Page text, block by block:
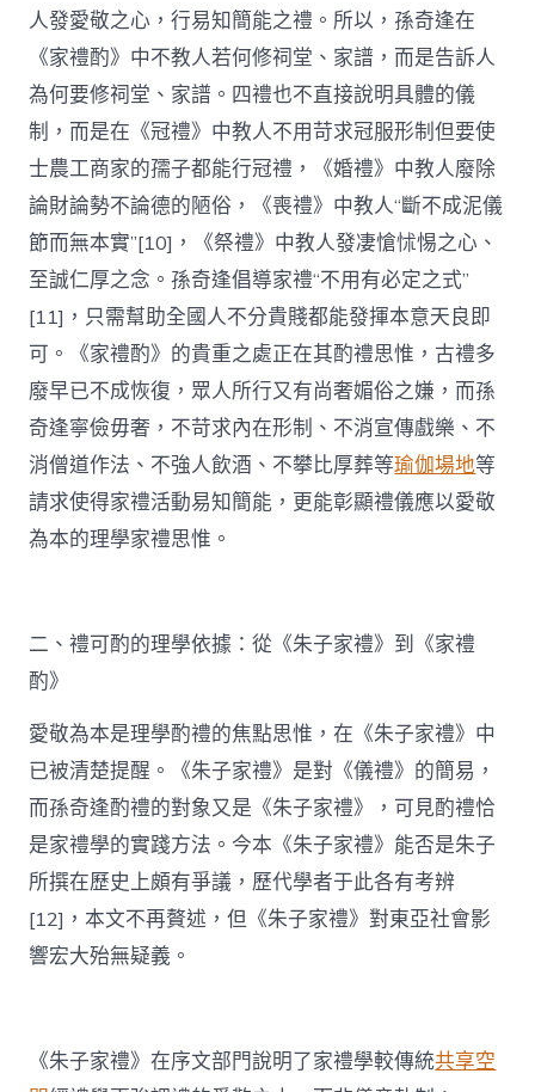
人發愛敬之心，行易知簡能之禮。所以，孫奇逢在
《家禮酌》中不教人若何修祠堂、家譜，而是告訴人
為何要修祠堂、家譜。四禮也不直接說明具體的儀
制，而是在《冠禮》中教人不用苛求冠服形制但要使
士農工商家的孺子都能行冠禮，《婚禮》中教人廢除
論財論勢不論德的陋俗，《喪禮》中教人“斷不成泥儀
節而無本實”[10]，《祭禮》中教人發凄愴怵惕之心、
至誠仁厚之念。孫奇逢倡導家禮“不用有必定之式”
[11]，只需幫助全國人不分貴賤都能發揮本意天良即
可。《家禮酌》的貴重之處正在其酌禮思惟，古禮多
廢早已不成恢復，眾人所行又有尚奢媚俗之嫌，而孫
奇逢寧儉毋奢，不苛求內在形制、不消宣傳戲樂、不
消僧道作法、不強人飲酒、不攀比厚葬等瑜伽場地等
請求使得家禮活動易知簡能，更能彰顯禮儀應以愛敬
為本的理學家禮思惟。
二、禮可酌的理學依據：從《朱子家禮》到《家禮
酌》
愛敬為本是理學酌禮的焦點思惟，在《朱子家禮》中
已被清楚提醒。《朱子家禮》是對《儀禮》的簡易，
而孫奇逢酌禮的對象又是《朱子家禮》，可見酌禮恰
是家禮學的實踐方法。今本《朱子家禮》能否是朱子
所撰在歷史上頗有爭議，歷代學者于此各有考辨
[12]，本文不再贅述，但《朱子家禮》對東亞社會影
響宏大殆無疑義。
《朱子家禮》在序文部門說明了家禮學較傳統共享空